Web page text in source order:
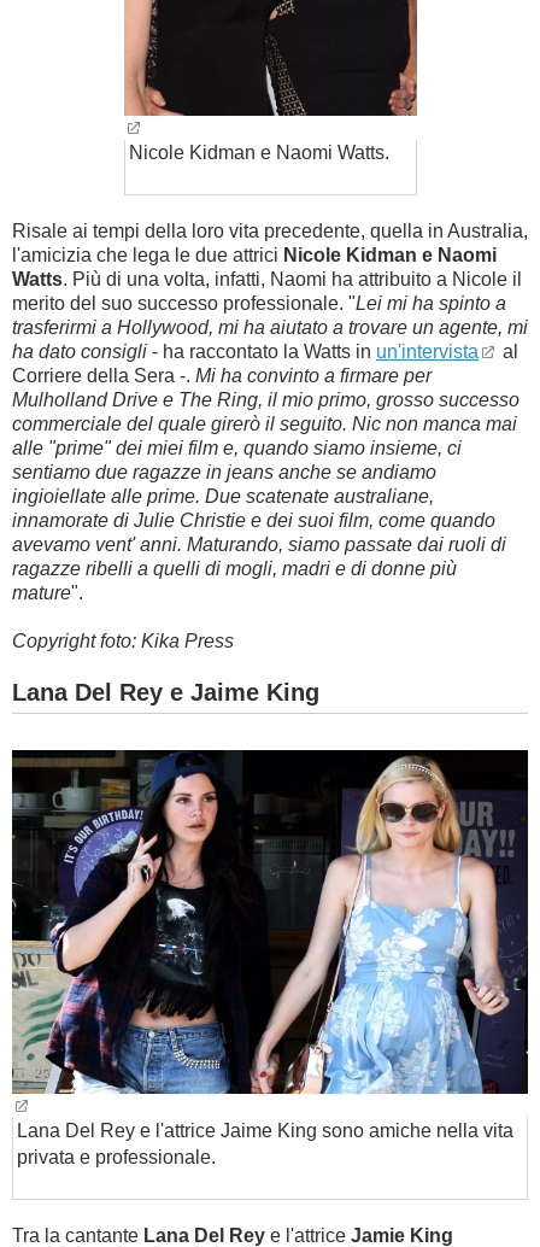
Nicole Kidman e Naomi Watts.
Risale ai tempi della loro vita precedente, quella in Australia,
l'amicizia che lega le due attrici Nicole Kidman e Naomi
Watts. Più di una volta, infatti, Naomi ha attribuito a Nicole il
merito del suo successo professionale. "Lei mi ha spinto a
trasferirmi a Hollywood, mi ha aiutato a trovare un agente, mi
ha dato consigli - ha raccontato la Watts in un'intervista
al
Corriere della Sera -. Mi ha convinto a firmare per
Mulholland Drive e The Ring, il mio primo, grosso successo
commerciale del quale girerò il seguito. Nic non manca mai
alle "prime" dei miei film e, quando siamo insieme, ci
sentiamo due ragazze in jeans anche se andiamo
ingioiellate alle prime. Due scatenate australiane,
innamorate di Julie Christie e dei suoi film, come quando
avevamo vent' anni. Maturando, siamo passate dai ruoli di
ragazze ribelli a quelli di mogli, madri e di donne più
mature".
Copyright foto: Kika Press
Lana Del Rey e Jaime King
Lana Del Rey e l'attrice Jaime King sono amiche nella vita
privata e professionale.
Tra la cantante Lana Del Rey e l'attrice Jamie King